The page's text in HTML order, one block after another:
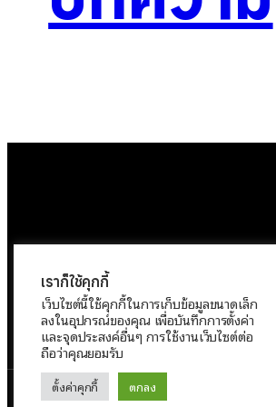
เราก็ใช้คุกกี้
เว็บไซต์นี้ใช้คุกกี้ในการเก็บข้อมูลขนาดเล็ก
ลงในอุปกรณ์ของคุณ เพื่อบันทึกการตั้งค่า
และจุดประสงค์อื่นๆ การใช้งานเว็บไซต์ต่อ
ถือว่าคุณยอมรับ
ตั้งค่าคุกกี้ ตกลง